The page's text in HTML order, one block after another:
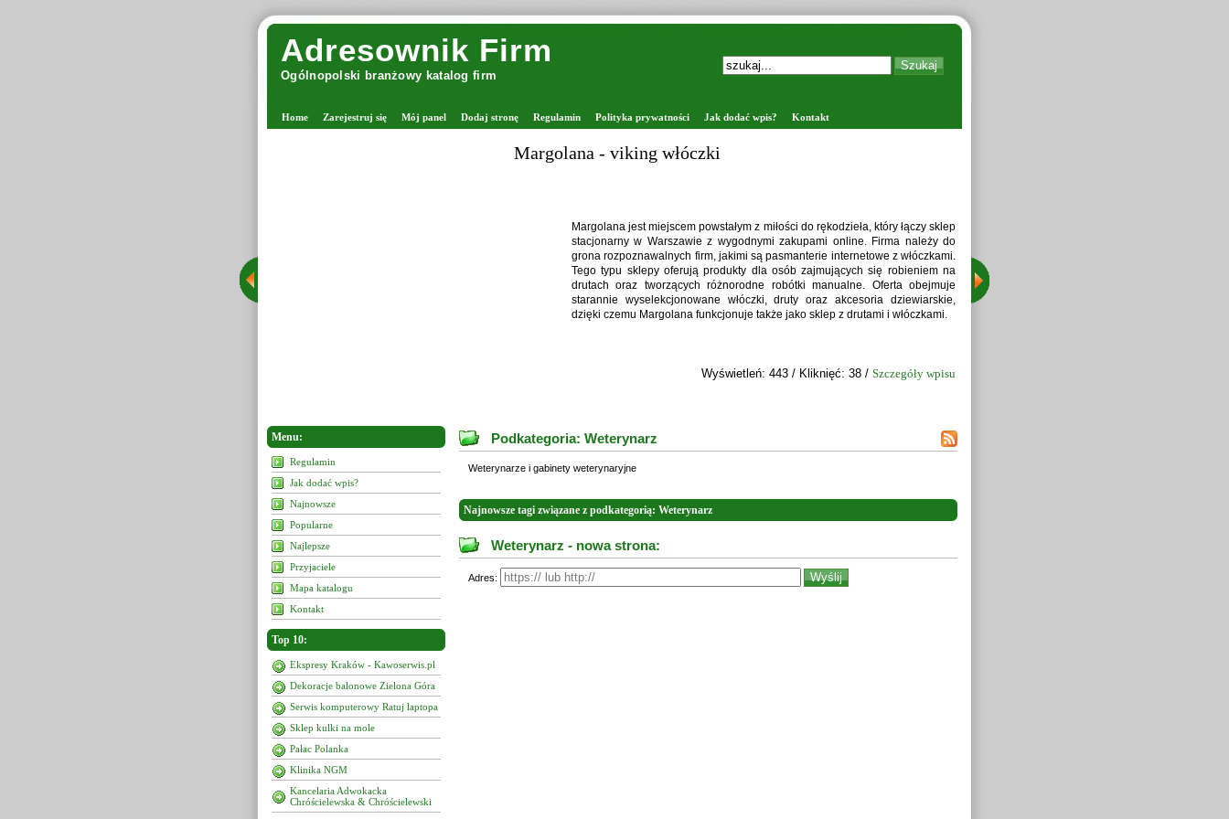
Adresownik Firm
Ogólnopolski branżowy katalog firm
Home Zarejestruj się Mój panel Dodaj stronę Regulamin Polityka prywatności Jak dodać wpis? Kontakt
Margolana - viking włóczki
Margolana jest miejscem powstałym z miłości do rękodzieła, który łączy sklep
stacjonarny w Warszawie z wygodnymi zakupami online. Firma należy do
grona rozpoznawalnych firm, jakimi są pasmanterie internetowe z włóczkami.
Tego typu sklepy oferują produkty dla osób zajmujących się robieniem na
drutach oraz tworzących różnorodne robótki manualne. Oferta obejmuje
starannie wyselekcjonowane włóczki, druty oraz akcesoria dziewiarskie,
dzięki czemu Margolana funkcjonuje także jako sklep z drutami i włóczkami.
Wyświetleń: 443 / Kliknięć: 38 / Szczegóły wpisu
Menu:
Regulamin
Jak dodać wpis?
Najnowsze
Popularne
Najlepsze
Przyjaciele
Mapa katalogu
Kontakt
Top 10:
Ekspresy Kraków - Kawoserwis.pl
Dekoracje balonowe Zielona Góra
Serwis komputerowy Ratuj laptopa
Sklep kulki na mole
Pałac Polanka
Klinika NGM
Kancelaria Adwokacka
Chróścielewska & Chróścielewski
Podkategoria: Weterynarz
Weterynarze i gabinety weterynaryjne
Najnowsze tagi związane z podkategorią: Weterynarz
Weterynarz - nowa strona:
Adres: